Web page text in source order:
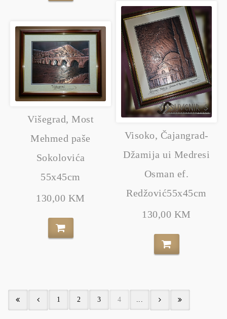
Višegrad, Most
Mehmed paše
Sokolovića
55x45cm
130,00 KM
Visoko, Čajangrad-
Džamija ui Medresi
Osman ef.
Redžović55x45cm
130,00 KM
1 2 3 4